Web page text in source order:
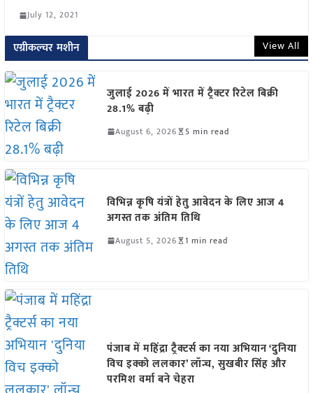
July 12, 2021
एग्रीकल्चर मशीन View All
जुलाई 2026 में भारत में ट्रैक्टर रिटेल बिक्री
28.1% बढ़ी
August 6, 2026 5 min read
विभिन्न कृषि यंत्रों हेतु आवेदन के लिए आज 4
अगस्त तक अंतिम तिथि
August 5, 2026 1 min read
पंजाब में महिंद्रा ट्रैक्टर्स का नया अभियान ‘दुनिया
विच इक्को ललकार’ लॉन्च, सुखबीर सिंह और
परमिश वर्मा बने चेहरा